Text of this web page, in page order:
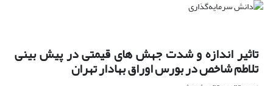
تاثیر اندازه و شدت جهش های قیمتی در پیش بینی
تلاطم شاخص در بورس اوراق بهادار تهران